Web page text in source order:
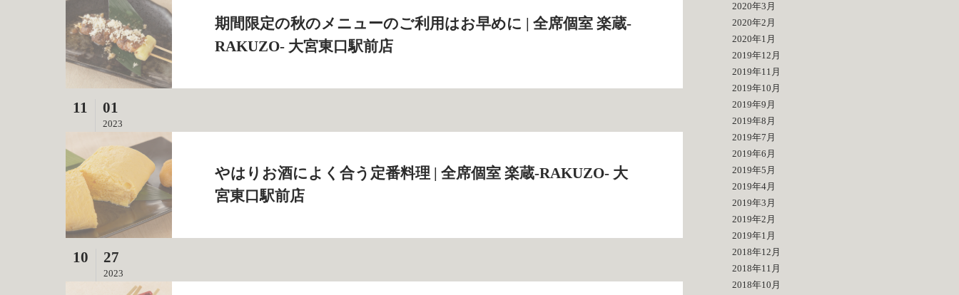
期間限定の秋のメニューのご利用はお早めに | 全席個室 楽蔵‐
RAKUZO‐ 大宮東口駅前店
11 01
2023
やはりお酒によく合う定番料理 | 全席個室 楽蔵‐RAKUZO‐ 大
宮東口駅前店
10 27
2023
2020年3月
2020年2月
2020年1月
2019年12月
2019年11月
2019年10月
2019年9月
2019年8月
2019年7月
2019年6月
2019年5月
2019年4月
2019年3月
2019年2月
2019年1月
2018年12月
2018年11月
2018年10月